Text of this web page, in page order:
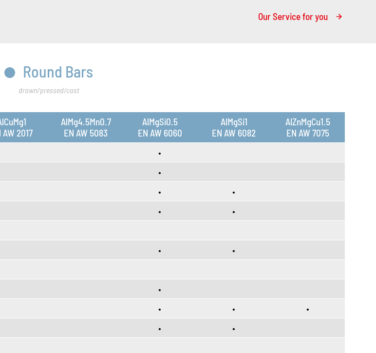
Our Service for you
Round Bars
drawn/pressed/cast
AW 2017
AlMg4.5Mn0.7
EN AW 5083
AlMgSi0.5
EN AW 6060
AlMgSi1
EN AW 6082
AlZnMgCu1.5
EN AW 7075
•
•
•
•
•
•
•
•
•
• •
•
•
•